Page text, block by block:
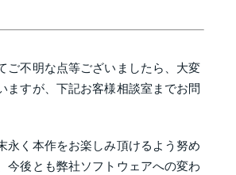
ご不明な点等ございましたら、大変
ますが、下記お客様相談室までお問
永く本作をお楽しみ頂けるよう努め
今後とも弊社ソフトウェアへの変わ